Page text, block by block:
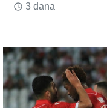
access_time 3 dana